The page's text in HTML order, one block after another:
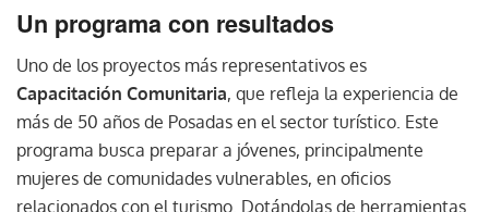
Un programa con resultados
Uno de los proyectos más representativos es
Capacitación Comunitaria, que refleja la experiencia de
más de 50 años de Posadas en el sector turístico. Este
programa busca preparar a jóvenes, principalmente
mujeres de comunidades vulnerables, en oficios
relacionados con el turismo. Dotándolas de herramientas